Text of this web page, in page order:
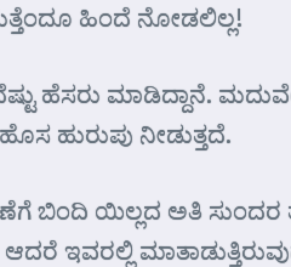
ಹಿಂದೆ ನೋಡಲಿಲ್ಲ!
ಹೆಸರು ಮಾಡಿದ್ದಾನೆ.
ಹುರುಪು ನೀಡುತ್ತದೆ.
ಬಿಂದಿ ಯಿಲ್ಲದ ಅತಿ ಸುಂದರ
ಆದರೆ ಇವರಲ್ಲಿ